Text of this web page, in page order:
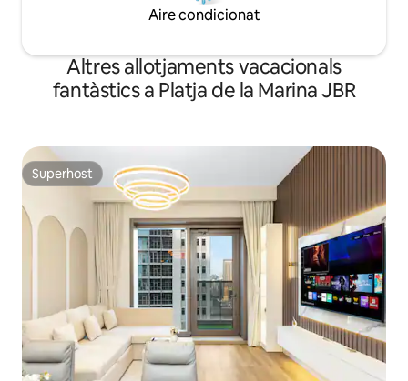
Aire condicionat
Altres allotjaments vacacionals
fantàstics a Platja de la Marina JBR
Superhost
Superhost